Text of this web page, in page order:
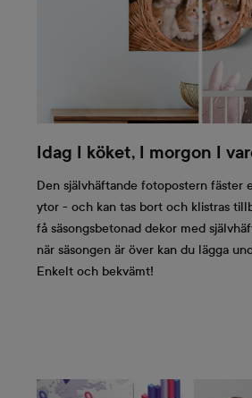
Idag I köket, I morgon I
Den självhäftande fotopostern fäster
ytor - och kan tas bort och klistras
få säsongsbetonad dekor med
när säsongen är över kan du lägga
Enkelt och bekvämt!